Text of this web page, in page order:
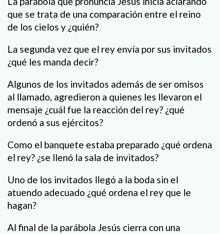
que se trata de una comparación entre el reino
de los cielos y ¿quién?
La segunda vez que el rey envía por sus invitados
¿qué les manda decir?
Algunos de los invitados además de ser omisos
al llamado, agredieron a quienes les llevaron el
mensaje ¿cuál fue la reacción del rey? ¿qué
ordenó a sus ejércitos?
Como el banquete estaba preparado ¿qué ordena
el rey? ¿se llenó la sala de invitados?
Uno de los invitados llegó a la boda sin el
atuendo adecuado ¿qué ordena el rey que le
hagan?
Al final de la parábola Jesús cierra con una